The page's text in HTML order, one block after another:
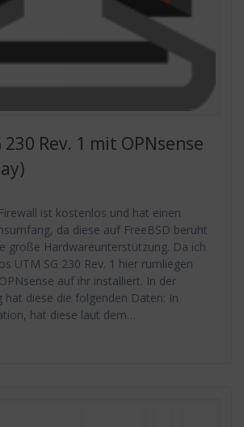
230 Rev. 1 mit OPNsense
ist kostenlos und hat einen
da diese auf FreeBSD beruht
große Hardwareunterstützung. Da ich
UTM SG 230 Rev. 1 hier rumliegen
auf ihr installiert. In der
hat diese die folgenden Daten: In
hat diese laut dem…